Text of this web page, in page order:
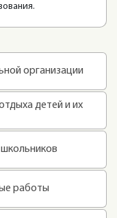
организации
детей и их
работы